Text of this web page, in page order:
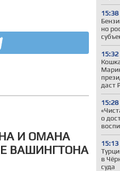
15:38
но
15:32
даст
15:28
о
15:13
в
суда
И ОМАНА
ВАШИНГТОНА